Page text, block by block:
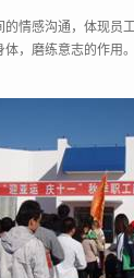
情感沟通，体现员
，磨练意志的作用